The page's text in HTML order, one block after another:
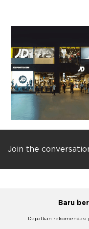
Join the
Baru
Dapatkan